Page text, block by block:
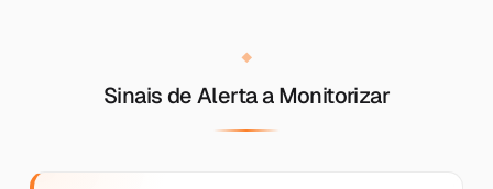
Sinais de Alerta a Monitorizar